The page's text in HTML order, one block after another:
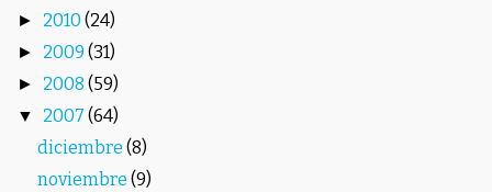
► 2010 (24)
► 2009 (31)
► 2008 (59)
▼ 2007 (64)
diciembre(8)
noviembre(9)